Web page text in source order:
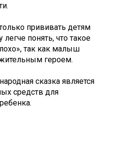
прививать детям
понять, что такое
так как малыш
героем.
сказка является
средств для